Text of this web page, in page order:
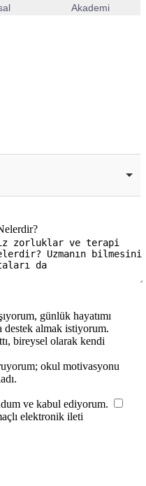
Akademi
günlük hayatımı
destek almak istiyorum.
bireysel olarak kendi
okul motivasyonu
ve kabul ediyorum.
elektronik ileti